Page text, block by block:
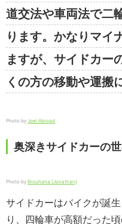
道交法や車両法で二
ります。かなりマイ
ますが、サイドカー
くの方の移動や運搬
Photo by Joel Abroad
奥深きサイドカーの
Photo by Brouhaha (Jonathan)
サイドカーはバイクが誕
り、四輪車が高額だった